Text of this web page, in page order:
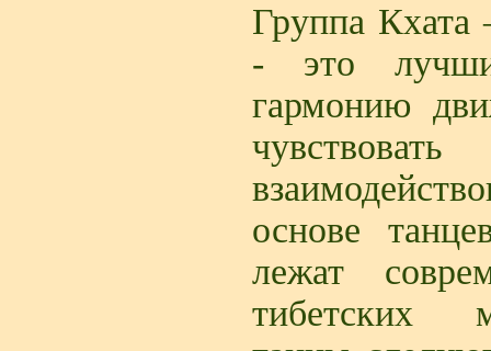
Группа Кхата
- это
гармонию
основе
лежат
тибетских